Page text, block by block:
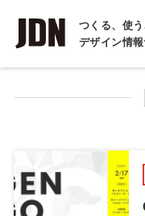
つくる、使
デザイン情報
INTERVIEW
インタビュー
COLUMN
コラム